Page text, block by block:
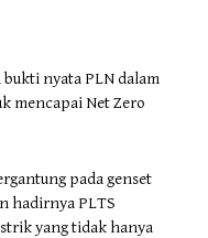
nyata PLN dalam
mencapai Net Zero
pada genset
hadirnya PLTS
yang tidak hanya